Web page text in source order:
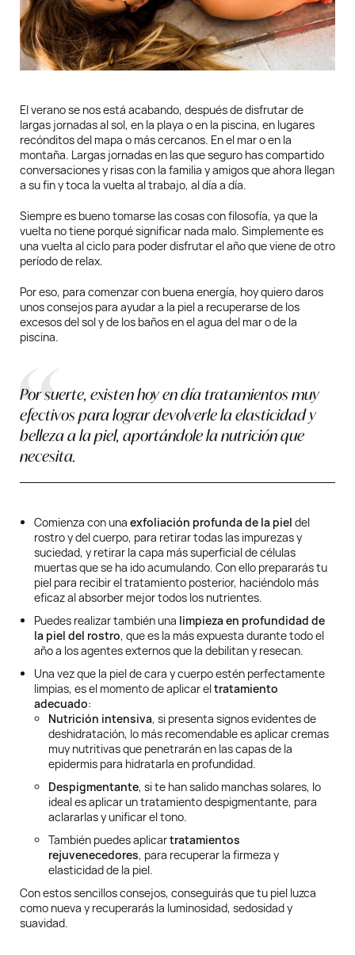
El verano se nos está acabando, después de disfrutar de
largas jornadas al sol, en la playa o en la piscina, en lugares
recónditos del mapa o más cercanos. En el mar o en la
montaña. Largas jornadas en las que seguro has compartido
conversaciones y risas con la familia y amigos que ahora llegan
a su fin y toca la vuelta al trabajo, al día a día.
Siempre es bueno tomarse las cosas con filosofía, ya que la
vuelta no tiene porqué significar nada malo. Simplemente es
una vuelta al ciclo para poder disfrutar el año que viene de otro
período de relax.
Por eso, para comenzar con buena energía, hoy quiero daros
unos consejos para ayudar a la piel a recuperarse de los
excesos del sol y de los baños en el agua del mar o de la
piscina.
Por suerte, existen hoy en día tratamientos muy
efectivos para lograr devolverle la elasticidad y
belleza a la piel, aportándole la nutrición que
necesita.
Comienza con una exfoliación profunda de la piel del
rostro y del cuerpo, para retirar todas las impurezas y
suciedad, y retirar la capa más superficial de células
muertas que se ha ido acumulando. Con ello prepararás tu
piel para recibir el tratamiento posterior, haciéndolo más
eficaz al absorber mejor todos los nutrientes.
Puedes realizar también una limpieza en profundidad de
la piel del rostro, que es la más expuesta durante todo el
año a los agentes externos que la debilitan y resecan.
Una vez que la piel de cara y cuerpo estén perfectamente
limpias, es el momento de aplicar eltratamiento
adecuado:
Nutrición intensiva, si presenta signos evidentes de
deshidratación, lo más recomendable es aplicar cremas
muy nutritivas que penetrarán en las capas de la
epidermis para hidratarla en profundidad.
Despigmentante, si te han salido manchas solares, lo
ideal es aplicar un tratamiento despigmentante, para
aclararlas y unificar el tono.
También puedes aplicartratamientos
rejuvenecedores, para recuperar la firmeza y
elasticidad de la piel.
Con estos sencillos consejos, conseguirás que tu piel luzca
como nueva y recuperarás la luminosidad, sedosidad y
suavidad.